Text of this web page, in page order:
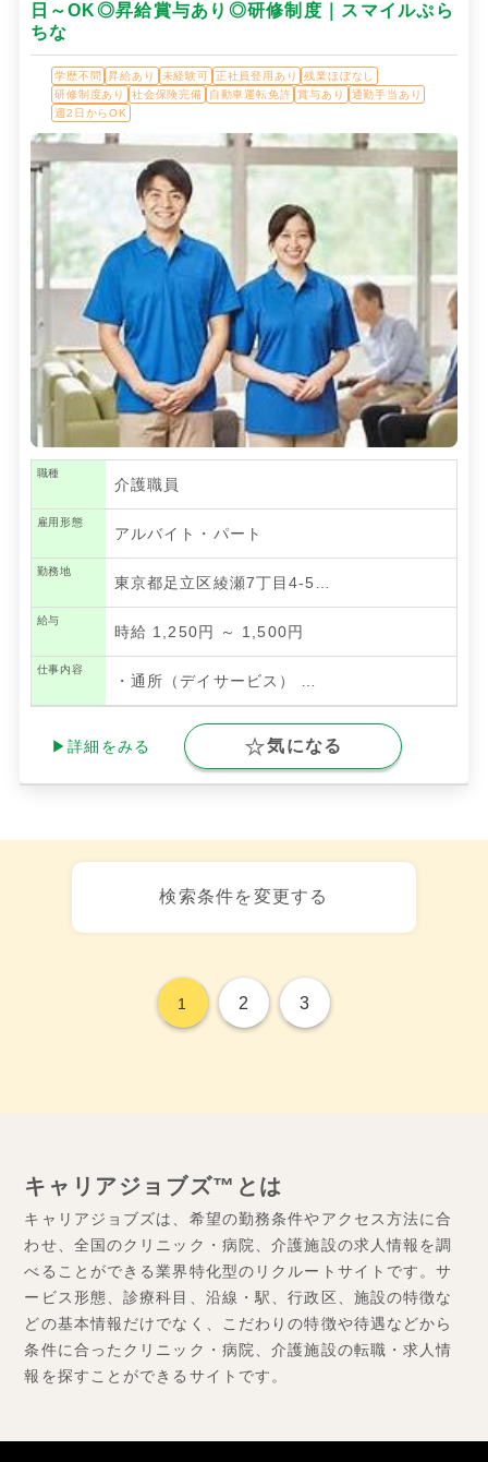
日～OK◎昇給賞与あり◎研修制度｜スマイルぷら
ちな
学歴不問 昇給あり 未経験可 正社員登用あり
残業ほぼなし
研修制度あり
社会保険完備 自動車運転免許 賞与あり
通勤手当あり
週2日からOK
職種
介護職員
雇用形態
アルバイト・パート
勤務地
東京都足立区綾瀬7丁目4‐5…
給与
時給 1,250円 ～ 1,500円
仕事内容
・通所（デイサービス）
▶詳細をみる 気になる
検索条件を変更する
1 2 3
キャリアジョブズ™とは
キャリアジョブズは、希望の勤務条件やアクセス方法に合
わせ、全国のクリニック・病院、介護施設の求人情報を調
べることができる業界特化型のリクルートサイトです。サ
ービス形態、診療科目、沿線・駅、行政区、施設の特徴な
どの基本情報だけでなく、こだわりの特徴や待遇などから
条件に合ったクリニック・病院、介護施設の転職・求人情
報を探すことができるサイトです。